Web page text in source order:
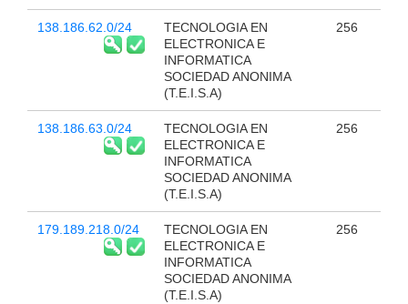
138.186.62.0/24
TECNOLOGIA EN
ELECTRONICA E
INFORMATICA
SOCIEDAD ANONIMA
(T.E.I.S.A)
256
138.186.63.0/24
TECNOLOGIA EN
ELECTRONICA E
INFORMATICA
SOCIEDAD ANONIMA
(T.E.I.S.A)
256
179.189.218.0/24
TECNOLOGIA EN
ELECTRONICA E
INFORMATICA
SOCIEDAD ANONIMA
(T.E.I.S.A)
256